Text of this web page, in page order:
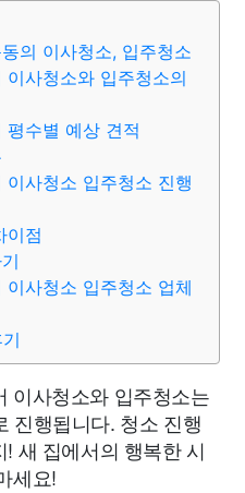
의 이사청소, 입주청소
사청소와 입주청소의
수별 예상 견적
사청소 입주청소 진행
이점
사청소 입주청소 업체
이사청소와 입주청소는
진행됩니다. 청소 진행
새 집에서의 행복한 시
세요!